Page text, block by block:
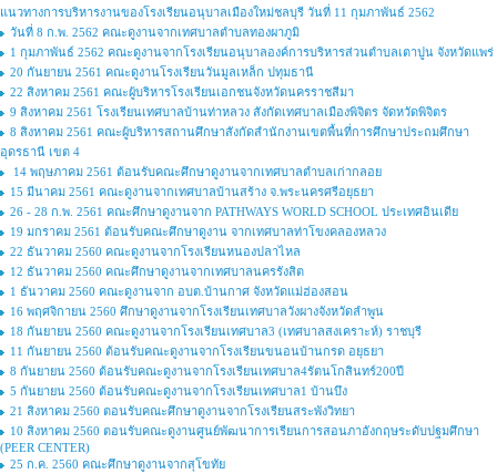
แนวทางการบริหารงานของโรงเรียนอนุบาลเมืองใหม่ชลบุรี วันที่ 11 กุมภาพันธ์ 2562
วันที่ 8 ก.พ. 2562 คณะดูงานจากเทศบาลตำบลทองผาภูมิ
1 กุมภาพันธ์ 2562 คณะดูงานจากโรงเรียนอนุบาลองค์การบริหารส่วนตำบลเตาปูน จังหวัดแพร่
20 กันยายน 2561 คณะดูงานโรงเรียนวันมูลเหล็ก ปทุมธานี
22 สิงหาคม 2561 คณะผู้บริหารโรงเรียนเอกชนจังหวัดนครราชสีมา
9 สิงหาคม 2561 โรงเรียนเทศบาลบ้านท่าหลวง สังกัดเทศบาลเมืองพิจิตร จัดหวัดพิจิตร
8 สิงหาคม 2561 คณะผู้บริหารสถานศึกษาสังกัดสำนักงานเขตพื้นที่การศึกษาประถมศึกษา
อุดรธานี เขต 4
14 พฤษภาคม 2561 ต้อนรับคณะศึกษาดูงานจากเทศบาลตำบลเก่ากลอย
15 มีนาคม 2561 คณะดูงานจากเทศบาลบ้านสร้าง จ.พระนครศรีอยุธยา
26 - 28 ก.พ. 2561 คณะศึกษาดูงานจาก PATHWAYS WORLD SCHOOL ประเทศอินเดีย
19 มกราคม 2561 ต้อนรับคณะศึกษาดูงาน จากเทศบาลท่าโขงคลองหลวง
22 ธันวาคม 2560 คณะดูงานจากโรงเรียนหนองปลาไหล
12 ธันวาคม 2560 คณะศึกษาดูงานจากเทศบาลนครรังสิต
1 ธันวาคม 2560 คณะดูงานจาก อบต.บ้านกาศ จังหวัดแม่ฮ่องสอน
16 พฤศจิกายน 2560 ศึกษาดูงานจากโรงเรียนเทศบาลวังผางจังหวัดลำพูน
18 กันยายน 2560 คณะดูงานจากโรงเรียนเทศบาล3 (เทศบาลสงเคราะห์) ราชบุรี
11 กันยายน 2560 ต้อนรับคณะดูงานจากโรงเรียนขนอนบ้านกรด อยุธยา
8 กันยายน 2560 ต้อนรับคณะดูงานจากโรงเรียนเทศบาล4รัตนโกสินทร์200ปี
5 กันยายน 2560 ต้อนรับคณะดูงานจากโรงเรียนเทศบาล1 บ้านบึง
21 สิงหาคม 2560 ตอนรับคณะศึกษาดูงานจากโรงเรียนสระพังวิทยา
10 สิงหาคม 2560 ตอนรับคณะดูงานศูนย์พัฒนาการเรียนการสอนภาอังกฤษระดับปฐมศึกษา
(PEER CENTER)
25 ก.ค. 2560 คณะศึกษาดูงานจากสุโขทัย